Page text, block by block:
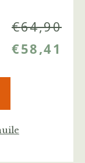
€64,90
€58,41